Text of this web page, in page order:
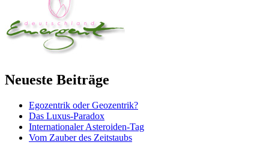
Neueste Beiträge
Egozentrik oder Geozentrik?
Das Luxus-Paradox
Internationaler Asteroiden-Tag
Vom Zauber des Zeitstaubs